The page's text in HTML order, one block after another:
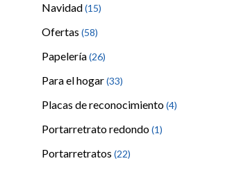
Navidad(15)
Ofertas (58)
Papelería(26)
Para el hogar(33)
Placas de reconocimiento(4)
Portarretrato redondo(1)
Portarretratos (22)